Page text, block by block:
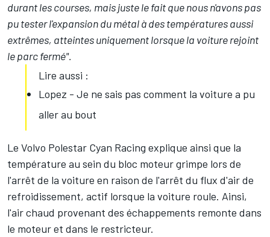
durant les courses, mais juste le fait que nous n'avons pas
pu tester l'expansion du métal à des températures aussi
extrêmes, atteintes uniquement lorsque la voiture rejoint
le parc fermé".
Lire aussi :
Lopez - Je ne sais pas comment la voiture a pu
aller au bout
Le Volvo Polestar Cyan Racing explique ainsi que la
température au sein du bloc moteur grimpe lors de
l'arrêt de la voiture en raison de l'arrêt du flux d'air de
refroidissement, actif lorsque la voiture roule. Ainsi,
l'air chaud provenant des échappements remonte dans
le moteur et dans le restricteur.